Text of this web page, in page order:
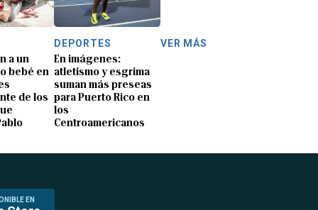
a un
bebé en
de los
DEPORTES
En imágenes:
atletismo y esgrima
suman más preseas
para Puerto Rico en
los
Centroamericanos
VER MÁS
EN